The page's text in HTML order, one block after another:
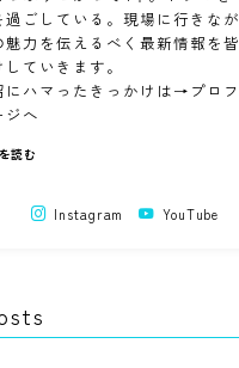
過ごしている。現場に行きなが
魅力を伝えるべく最新情報を皆
ていきます。
にハマったきっかけは→プロフ
ジへ
読む
Instagram YouTube